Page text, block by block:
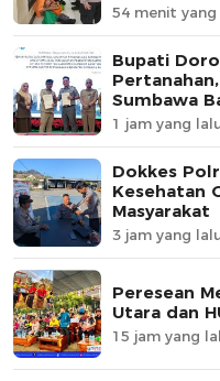
54 menit
Bupati
Sumbawa
1 jam yang
Dokkes
Kesehatan
Masyarakat
3 jam yang
Peresean
Utara dan
15 jam yang